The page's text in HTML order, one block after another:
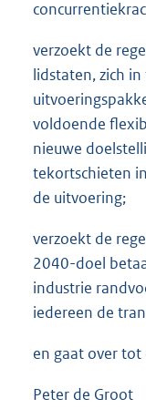
verzoekt de
lidstaten, zich
voldoende
nieuwe
tekortschieten
de uitvoering;
verzoekt de
2040-doel
industrie
iedereen de
en gaat over tot
Peter de Groot